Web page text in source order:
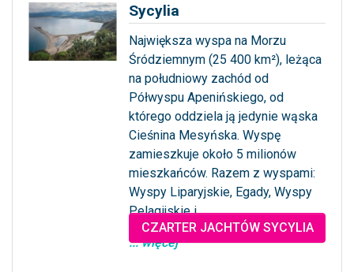
Sycylia
Największa wyspa na Morzu
Śródziemnym (25 400 km²), leżąca
na południowy zachód od
Półwyspu Apenińskiego, od
którego oddziela ją jedynie wąska
Cieśnina Mesyńska. Wyspę
zamieszkuje około 5 milionów
mieszkańców. Razem z wyspami:
Wyspy Liparyjskie, Egady, Wyspy
Pelagijskie i...
... więcej
CZARTER JACHTÓW SYCYLIA